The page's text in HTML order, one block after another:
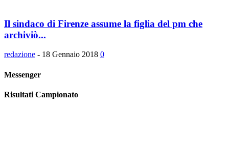
Il sindaco di Firenze assume la figlia del pm che
archiviò...
redazione - 18 Gennaio 2018 0
Messenger
Risultati Campionato